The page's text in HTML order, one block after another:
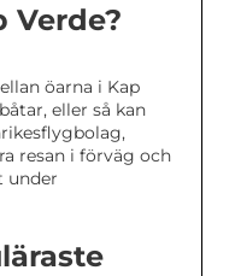
Verde?
öarna i Kap
eller så kan
resan i förväg och
under